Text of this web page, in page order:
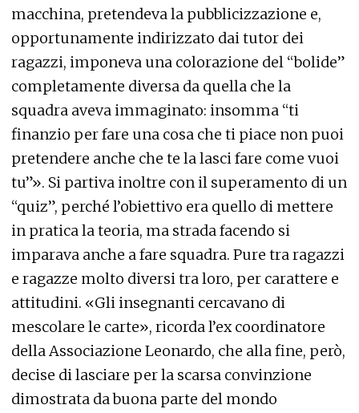
macchina, pretendeva la pubblicizzazione e,
opportunamente indirizzato dai tutor dei
ragazzi, imponeva una colorazione del “bolide”
completamente diversa da quella che la
squadra aveva immaginato: insomma “ti
finanzio per fare una cosa che ti piace non puoi
pretendere anche che te la lasci fare come vuoi
tu”». Si partiva inoltre con il superamento di un
“quiz”, perché l’obiettivo era quello di mettere
in pratica la teoria, ma strada facendo si
imparava anche a fare squadra. Pure tra ragazzi
e ragazze molto diversi tra loro, per carattere e
attitudini. «Gli insegnanti cercavano di
mescolare le carte», ricorda l’ex coordinatore
della Associazione Leonardo, che alla fine, però,
decise di lasciare per la scarsa convinzione
dimostrata da buona parte del mondo